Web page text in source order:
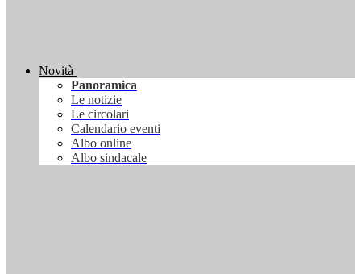
Novità
Panoramica
Le notizie
Le circolari
Calendario eventi
Albo online
Albo sindacale